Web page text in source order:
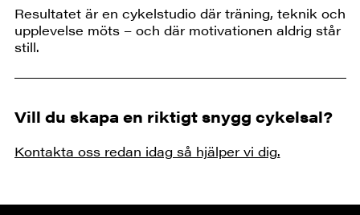
Resultatet är en cykelstudio där träning, teknik och
upplevelse möts – och där motivationen aldrig står
still.
Vill du skapa en riktigt snygg cykelsal?
Kontakta oss redan idag så hjälper vi dig.